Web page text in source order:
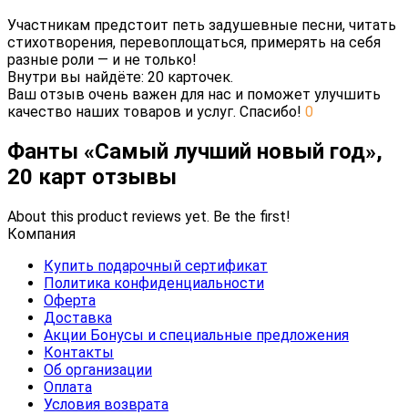
Участникам предстоит петь задушевные песни, читать
стихотворения, перевоплощаться, примерять на себя
разные роли — и не только!
Внутри вы найдёте: 20 карточек.
Ваш отзыв очень важен для нас и поможет улучшить
качество наших товаров и услуг. Спасибо! 0
Фанты «Самый лучший новый год»,
20 карт отзывы
About this product reviews yet. Be the first!
Компания
Купить подарочный сертификат
Политика конфиденциальности
Оферта
Доставка
Акции Бонусы и специальные предложения
Контакты
Об организации
Оплата
Условия возврата